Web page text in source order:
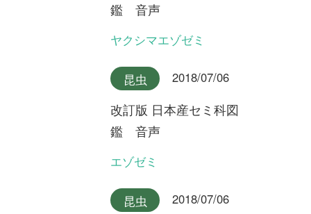
国花行脚
第22回 謎の新種オオミヤマ
植物 FREE 2025/09/17
永田芳男さんの日本全
国花行脚
第21回 岩壁に咲く固有変
種・ゲイビゼキショウ
植物 FREE 2024/08/06